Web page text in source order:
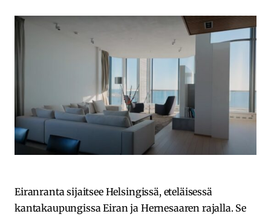
Eiranranta sijaitsee Helsingissä, eteläisessä
kantakaupungissa Eiran ja Hernesaaren rajalla. Se